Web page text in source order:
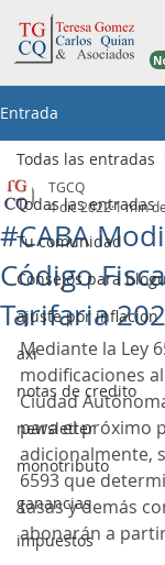
Entrada
Todas las entradas
Tu comunidad
Consejos para
ajuste por inflacion
axi
notas de credito
newsletter
monotributo
ganancias
impuestos
Todas las entradas
#CABA
Código
Tarifaria
TGCQ
4 dic 20221 min
Mediante la Ley
modificaciones
Ciudad
para el próximo
adicionalmente,
6593 que
tasas y demás
abonarán a